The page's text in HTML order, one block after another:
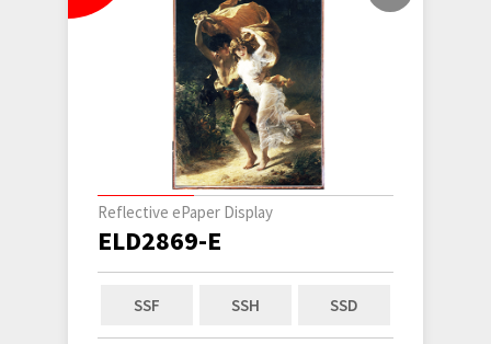
Reflective ePaper Display
ELD2869-E
SSF SSH SSD